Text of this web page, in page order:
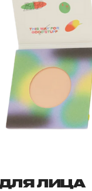
ЛИЦА